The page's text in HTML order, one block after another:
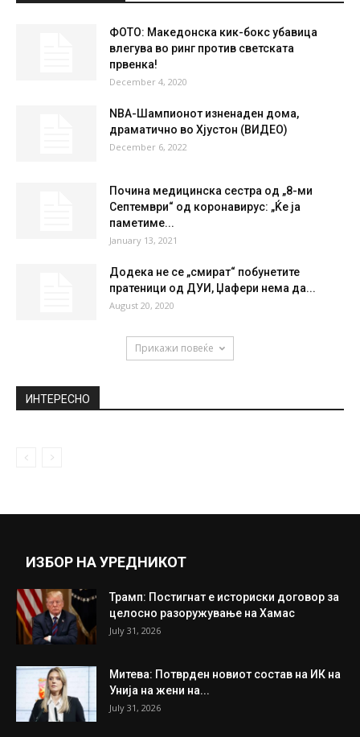
ФОТО: Македонска кик-бокс убавица
влегува во ринг против светската
првенка!
December 4, 2020
NBA-Шампионот изненаден дома,
драматично во Хјустон (ВИДЕО)
December 6, 2022
Почина медицинска сестра од „8-ми
Септември“ од коронавирус: „Ќе ја
паметиме...
January 13, 2021
Додека не се „смират“ побунетите
пратеници од ДУИ, Џафери нема да...
August 20, 2020
Прикажи повеќе
ИНТЕРЕСНО
ИЗБОР НА УРЕДНИКОТ
Трамп: Постигнат е историски договор за
целосно разоружување на Хамас
July 31, 2026
Митева: Потврден новиот состав на ИК на
Унија на жени на...
July 31, 2026